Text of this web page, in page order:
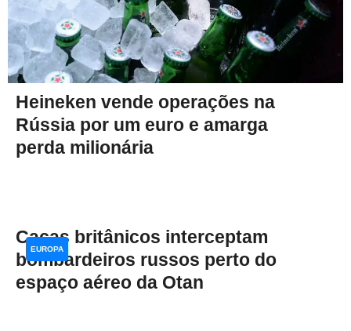
Heineken vende operações na
Rússia por um euro e amarga
perda milionária
Caças britânicos interceptam
bombardeiros russos perto do
espaço aéreo da Otan
EUROPA